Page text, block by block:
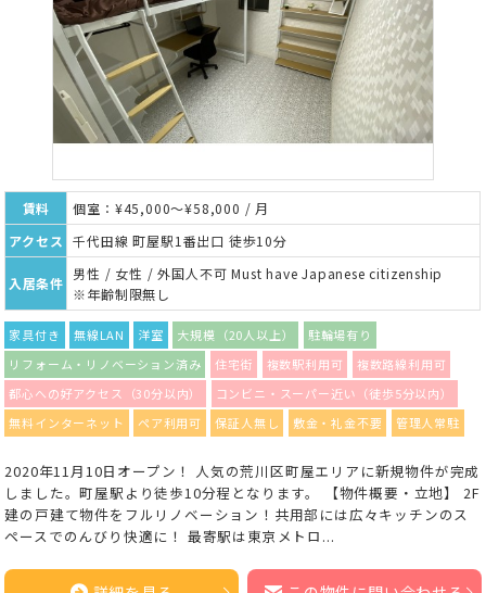
賃料
個室：¥45,000～¥58,000 / 月
アクセス
千代田線 町屋駅1番出口 徒歩10分
入居条件
男性 / 女性 / 外国人不可 Must have Japanese citizenship
※年齢制限無し
家具付き 無線LAN 洋室 大規模（20人以上）
駐輪場有り
リフォーム・リノベーション済み
住宅街 複数駅利用可
複数路線利用可
都心への好アクセス（30分以内）
コンビニ・スーパー近い（徒歩5分以内）
無料インターネット
ペア利用可 保証人無し 敷金・礼金不要 管理人常駐
2020年11月10日オープン！ 人気の荒川区町屋エリアに新規物件が完成
しました。町屋駅より徒歩10分程となります。 【物件概要・立地】 2F
建の戸建て物件をフルリノベーション！共用部には広々キッチンのス
ペースでのんびり快適に！ 最寄駅は東京メトロ...